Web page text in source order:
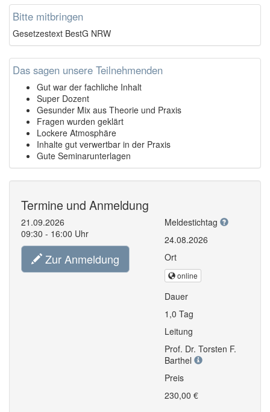
Bitte mitbringen
Gesetzestext BestG NRW
Das sagen unsere Teilnehmenden
Gut war der fachliche Inhalt
Super Dozent
Gesunder Mix aus Theorie und Praxis
Fragen wurden geklärt
Lockere Atmosphäre
Inhalte gut verwertbar in der Praxis
Gute Seminarunterlagen
Termine und Anmeldung
21.09.2026
09:30 - 16:00 Uhr
Zur Anmeldung
Meldestichtag
24.08.2026
Ort
online
Dauer
1,0 Tag
Leitung
Prof. Dr. Torsten F.
Barthel
Preis
230,00 €